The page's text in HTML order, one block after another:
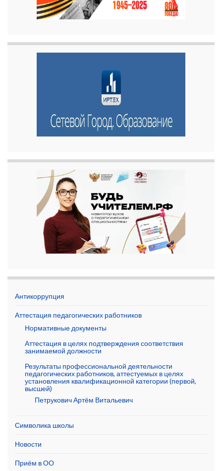
Антикоррупция
Аттестация педагогических работников
Нормативные документы
Аттестация в целях подтверждения соответствия
занимаемой должности
Результаты профессиональной деятельности
педагогических работников, аттестуемых в целях
установления квалификационной категории (первой,
высшей)
Петрукович Артём Витальевич
Символика школы
Новости
Приём в ОО